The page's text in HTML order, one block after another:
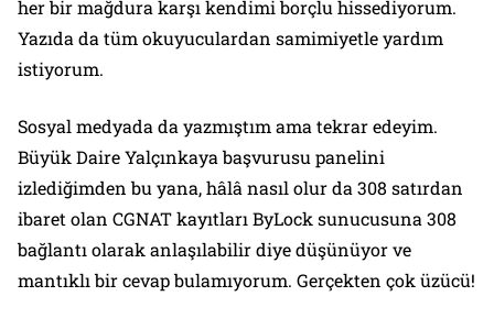
her bir mağdura karşı kendimi borçlu hissediyorum.
Yazıda da tüm okuyuculardan samimiyetle yardım
istiyorum.
Sosyal medyada da yazmıştım ama tekrar edeyim.
Büyük Daire Yalçınkaya başvurusu panelini
izlediğimden bu yana, hâlâ nasıl olur da 308 satırdan
ibaret olan CGNAT kayıtları ByLock sunucusuna 308
bağlantı olarak anlaşılabilir diye düşünüyor ve
mantıklı bir cevap bulamıyorum. Gerçekten çok üzücü!